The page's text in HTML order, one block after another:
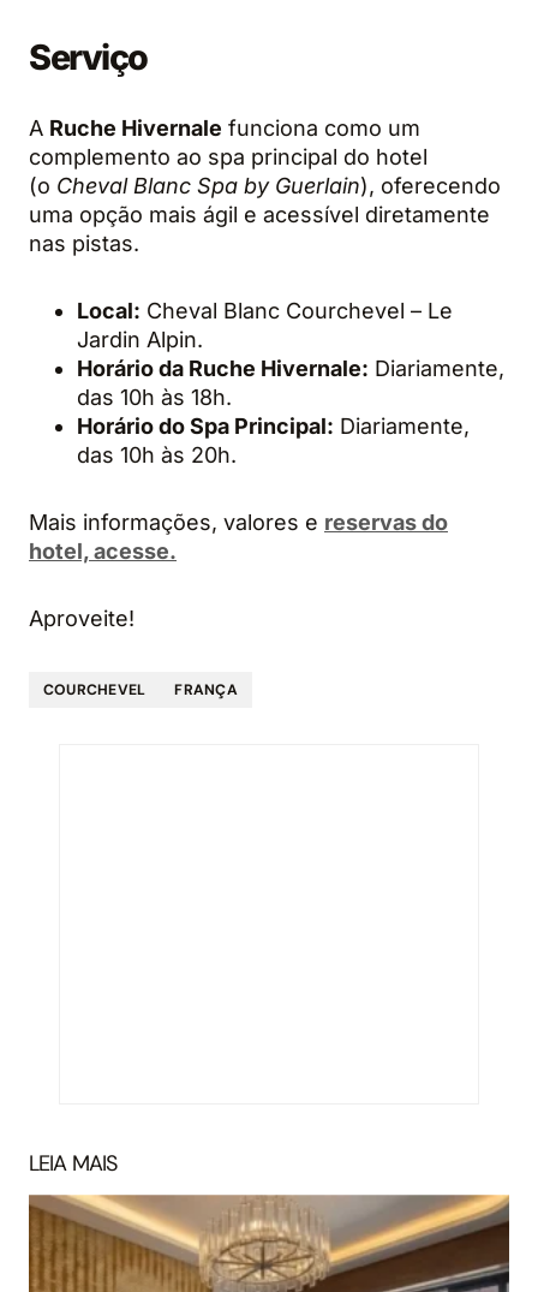
Serviço
A Ruche Hivernale funciona como um
complemento ao spa principal do hotel
(o Cheval Blanc Spa by Guerlain), oferecendo
uma opção mais ágil e acessível diretamente
nas pistas.
Local: Cheval Blanc Courchevel – Le
Jardin Alpin.
Horário da Ruche Hivernale: Diariamente,
das 10h às 18h.
Horário do Spa Principal: Diariamente,
das 10h às 20h.
Mais informações, valores e reservas do
hotel, acesse.
Aproveite!
COURCHEVEL FRANÇA
LEIA MAIS